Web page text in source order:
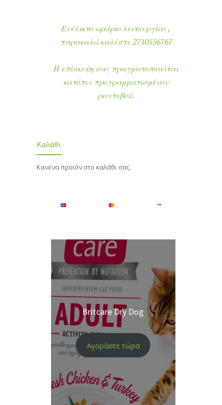
Ευέλικτο ωράριο λειτουργίας ,
παρακαλώ καλέστε 2710556767
Η επίσκεψη σας πραγματοποιείται
κατόπιν προγραμματισμένου
ραντεβού.
Καλάθι
Κανένα προϊόν στο καλάθι σας.
Britcare Dry Dog
Αγοράστε τώρα